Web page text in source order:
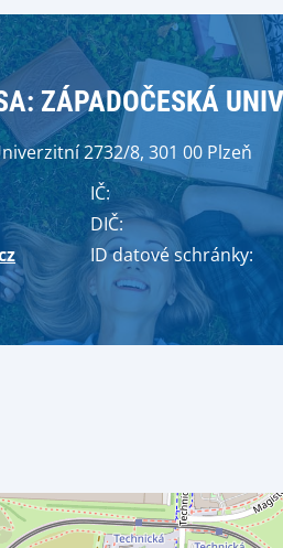
ZÁPADOČESKÁ
2732/8, 301 00 Plzeň
IČ:
DIČ:
ID datové schránky: